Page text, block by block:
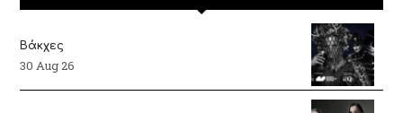
Βάκχες
30 Aug 26